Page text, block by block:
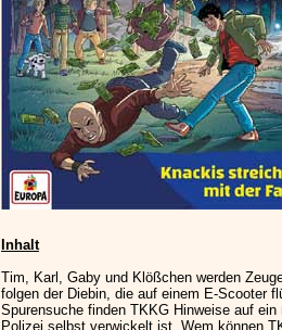
Inhalt
Tim, Karl, Gaby und Klößchen werden
folgen der Diebin, die auf einem E-Scooter
Spurensuche finden TKKG Hinweise auf
Polizei selbst verwickelt ist. Wem können